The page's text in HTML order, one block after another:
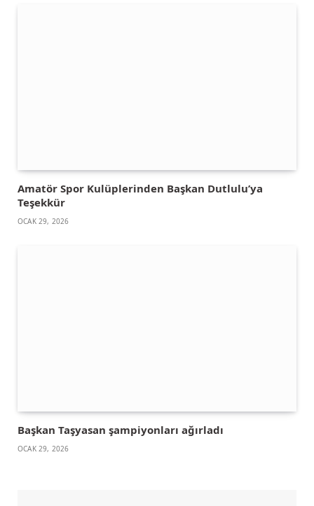
Amatör Spor Kulüplerinden Başkan Dutlulu’ya
Teşekkür
OCAK 29, 2026
Başkan Taşyasan şampiyonları ağırladı
OCAK 29, 2026